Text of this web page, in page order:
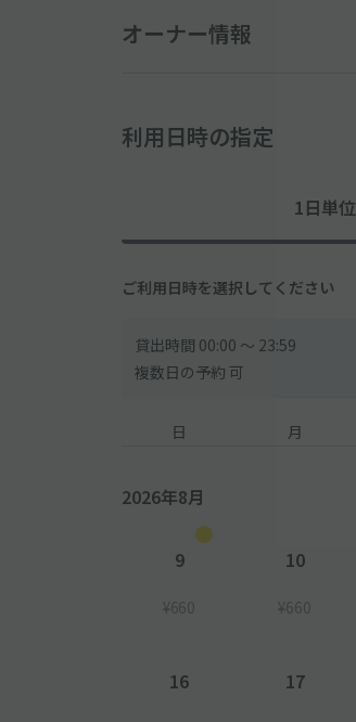
オーナー情報
利用日時の指定
1日単位
ご利用日時を選択してください
貸出時間 00:00 〜 23:59
複数日の予約 可
日 月
2026年8月
9
¥660
10
¥660
16 17